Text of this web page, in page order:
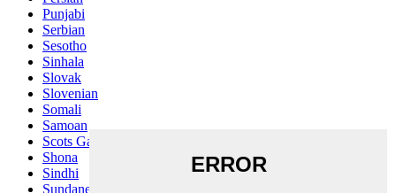
Punjabi
Serbian
Sesotho
Sinhala
Slovak
Slovenian
Somali
Samoan
Scots Gaelic
Shona
Sindhi
Sundanese